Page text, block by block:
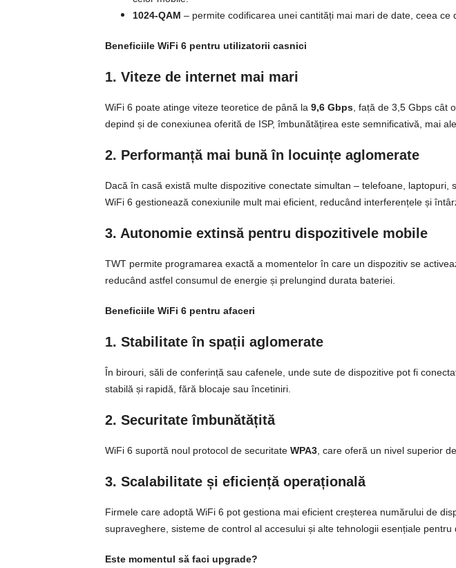
1024-QAM – permite codificarea unei cantități mai mari de date, ceea ce
Beneficiile WiFi 6 pentru utilizatorii casnici
1. Viteze de internet mai mari
WiFi 6 poate atinge viteze teoretice de până la 9,6 Gbps , față de 3,5 Gbps cât
depind și de conexiunea oferită de ISP, îmbunătățirea este semnificativă, mai
2. Performanță mai bună în locuințe aglomerate
Dacă în casă există multe dispozitive conectate simultan – telefoane, laptopuri,
WiFi 6 gestionează conexiunile mult mai eficient, reducând interferențele și
3. Autonomie extinsă pentru dispozitivele mobile
TWT permite programarea exactă a momentelor în care un dispozitiv se
reducând astfel consumul de energie și prelungind durata bateriei.
Beneficiile WiFi 6 pentru afaceri
1. Stabilitate în spații aglomerate
În birouri, săli de conferință sau cafenele, unde sute de dispozitive pot fi
stabilă și rapidă, fără blocaje sau încetiniri.
2. Securitate îmbunătățită
WiFi 6 suportă noul protocol de securitate WPA3 , care oferă un nivel superior
3. Scalabilitate și eficiență operațională
Firmele care adoptă WiFi 6 pot gestiona mai eficient creșterea numărului de
supraveghere, sisteme de control al accesului și alte tehnologii esențiale pentru
Este momentul să faci upgrade?